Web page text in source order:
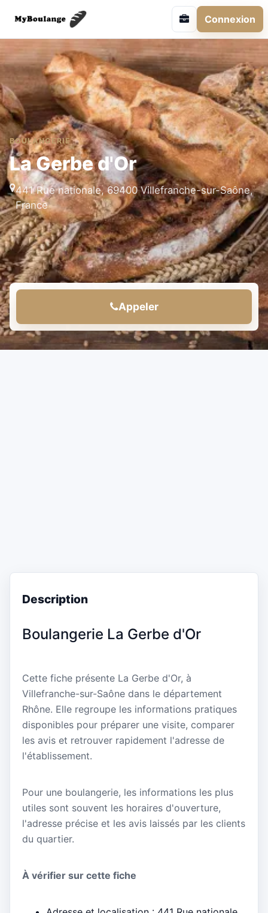
Connexion
BOULANGERIE
La Gerbe d'Or
441 Rue nationale, 69400 Villefranche-sur-Saône,
France
Appeler
Description
Boulangerie La Gerbe d'Or
Cette fiche présente La Gerbe d'Or, à
Villefranche-sur-Saône dans le département
Rhône. Elle regroupe les informations pratiques
disponibles pour préparer une visite, comparer
les avis et retrouver rapidement l'adresse de
l'établissement.
Pour une boulangerie, les informations les plus
utiles sont souvent les horaires d'ouverture,
l'adresse précise et les avis laissés par les clients
du quartier.
À vérifier sur cette fiche